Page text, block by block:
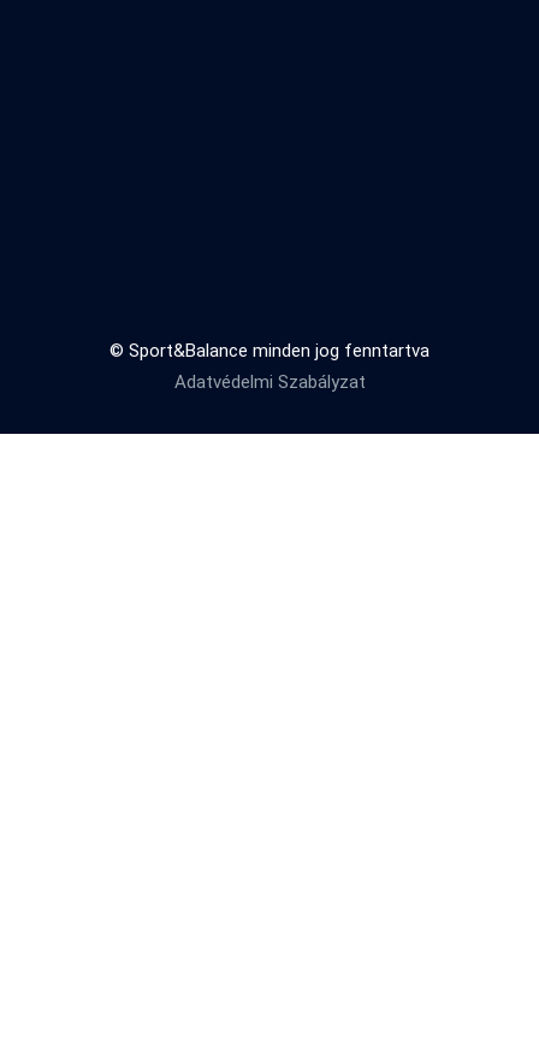
© Sport&Balance minden jog fenntartva
Adatvédelmi Szabályzat